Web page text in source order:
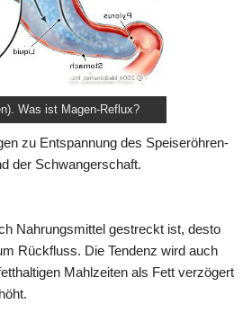
Was ist Magen-Reflux?
zu Entspannung des Speiseröhren-
der Schwangerschaft.
Nahrungsmittel gestreckt ist, desto
Rückfluss. Die Tendenz wird auch
Mahlzeiten als Fett verzögert